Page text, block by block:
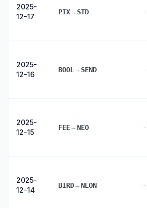
2025-
12-17
PIX→ STD -
2025-
12-16
BOOL → SEND -
2025-
12-15
FEE→NEO -
2025-
12-14
BIRD→NEON -